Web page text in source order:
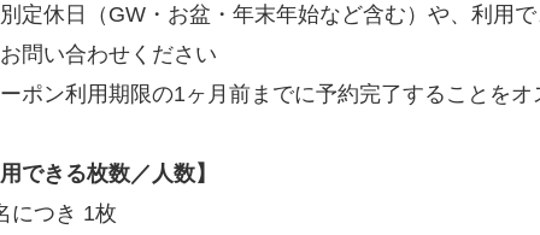
定休日（GW・お盆・年末年始など含む）や、利用
問い合わせください
ポン利用期限の1ヶ月前までに予約完了することをオ
できる枚数／人数】
につき 1枚